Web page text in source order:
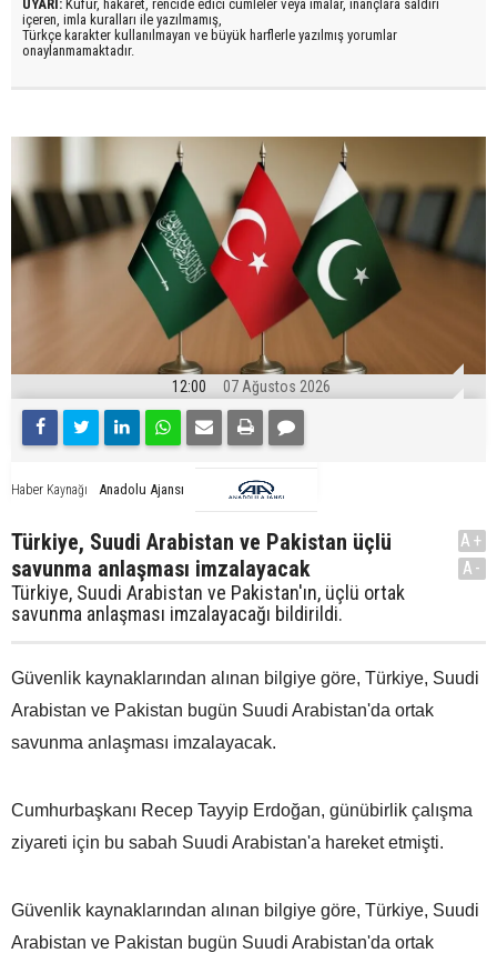
UYARI: Küfür, hakaret, rencide edici cümleler veya imalar, inançlara saldırı
içeren, imla kuralları ile yazılmamış,
Türkçe karakter kullanılmayan ve büyük harflerle yazılmış yorumlar
onaylanmamaktadır.
12:00 07 Ağustos 2026
Haber Kaynağı Anadolu Ajansı
Türkiye, Suudi Arabistan ve Pakistan üçlü
savunma anlaşması imzalayacak
Türkiye, Suudi Arabistan ve Pakistan'ın, üçlü ortak
savunma anlaşması imzalayacağı bildirildi.
A+
A-
Güvenlik kaynaklarından alınan bilgiye göre, Türkiye, Suudi
Arabistan ve Pakistan bugün Suudi Arabistan'da ortak
savunma anlaşması imzalayacak.
Cumhurbaşkanı Recep Tayyip Erdoğan, günübirlik çalışma
ziyareti için bu sabah Suudi Arabistan'a hareket etmişti.
Güvenlik kaynaklarından alınan bilgiye göre, Türkiye, Suudi
Arabistan ve Pakistan bugün Suudi Arabistan'da ortak